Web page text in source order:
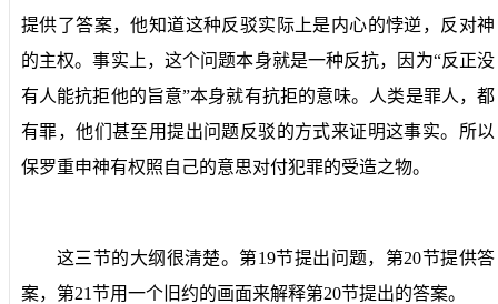
提供了答案，他知道这种反驳实际上是内心的悖逆，反对神
的主权。事实上，这个问题本身就是一种反抗，因为“反正没
有人能抗拒他的旨意”本身就有抗拒的意味。人类是罪人，都
有罪，他们甚至用提出问题反驳的方式来证明这事实。所以
保罗重申神有权照自己的意思对付犯罪的受造之物。
这三节的大纲很清楚。第19节提出问题，第20节提供答
案，第21节用一个旧约的画面来解释第20节提出的答案。